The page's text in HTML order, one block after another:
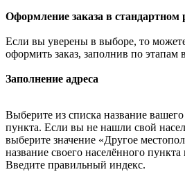
Оформление заказа в стандартном
Если вы уверены в выборе, то
оформить заказ, заполнив по этапам
Заполнение адреса
Выберите из списка название
пункта. Если вы не нашли свой
выберите значение «Другое
название своего населённого
Введите правильный индекс.